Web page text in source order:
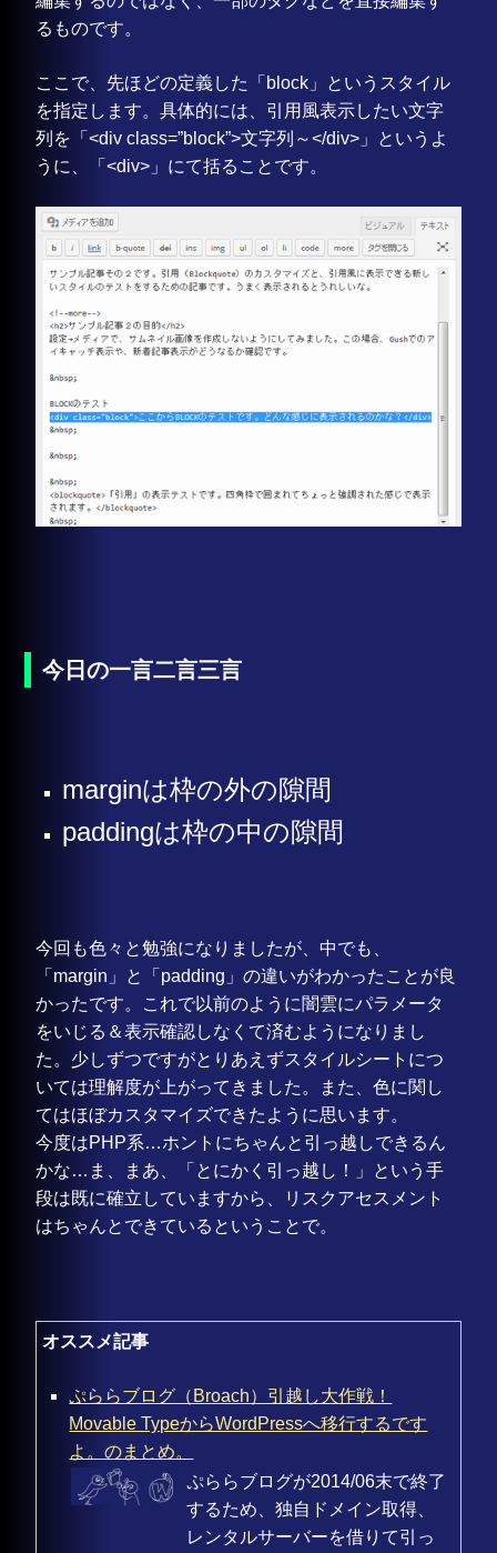
るものです。
ここで、先ほどの定義した「block」というスタイル
を指定します。具体的には、引用風表示したい文字
列を「<div class=”block”>文字列～</div>」というよ
うに、「<div>」にて括ることです。
今日の一言二言三言
marginは枠の外の隙間
paddingは枠の中の隙間
今回も色々と勉強になりましたが、中でも、
「margin」と「padding」の違いがわかったことが良
かったです。これで以前のように闇雲にパラメータ
をいじる＆表示確認しなくて済むようになりまし
た。少しずつですがとりあえずスタイルシートにつ
いては理解度が上がってきました。また、色に関し
てはほぼカスタマイズできたように思います。
今度はPHP系…ホントにちゃんと引っ越しできるん
かな…ま、まあ、「とにかく引っ越し！」という手
段は既に確立していますから、リスクアセスメント
はちゃんとできているということで。
オススメ記事
ぷららブログ（Broach）引越し大作戦！
Movable TypeからWordPressへ移行するです
よ。のまとめ。
ぷららブログが2014/06末で終了
するため、独自ドメイン取得、
レンタルサーバーを借りて引っ